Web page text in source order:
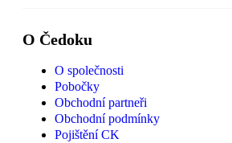
O Čedoku
O společnosti
Pobočky
Obchodní partneři
Obchodní podmínky
Pojištění CK